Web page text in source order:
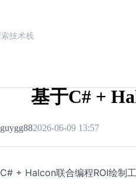
基于C# +
guygg882026-06-09 13:57
C# + Halcon联合编程ROI绘制